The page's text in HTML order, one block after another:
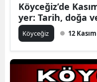
Köyceğiz’de
yer: Tarih, doğa
Köyceğiz 12